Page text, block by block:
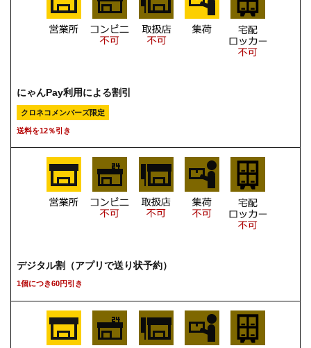
にゃんPay利用による割引
クロネコメンバーズ限定
送料を12％引き
デジタル割（アプリで送り状予約）
1個につき60円引き